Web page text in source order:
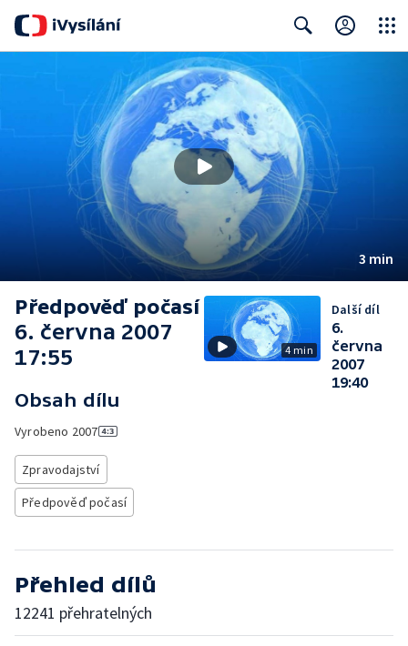
3 min
Předpověď počasí
6. června 2007
17:55
Obsah dílu
Vyrobeno 2007
Zpravodajství
Předpověď počasí
4 min
Další díl
6.
června
2007
19:40
Přehled dílů
12241 přehratelných